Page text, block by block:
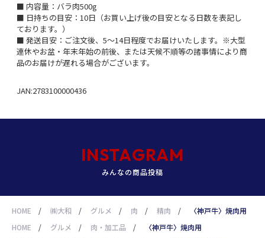
HOME / ㈱大和 / グルメ / 肉 / 精肉 /
〈神戸牛〉焼肉用
HOME
/ グルメ / 肉・加工品 /
〈神戸牛〉焼肉用
■ 内容量：バラ肉500g
■ 日持ちの目安：10日（お買い上げ後の目安となる日数を表記し
ております。）
■ 発送目安：ご注文後、5～14日程度でお届けいたします。※大型
連休やお盆・年末年始の前後、または天候不順等の諸事情により商
品のお届けが遅れる場合がございます。
JAN:2783100000436
INSTAGRAM
みんなの商品投稿